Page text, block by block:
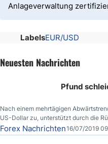
Anlageverwaltung
LabelsEUR/USD
Neuesten Nachrichten
Pfund
Nach einem mehrtägigen
US-Dollar zu, unterstützt durch die
der Nachricht,
Forex Nachrichten16/07/2019